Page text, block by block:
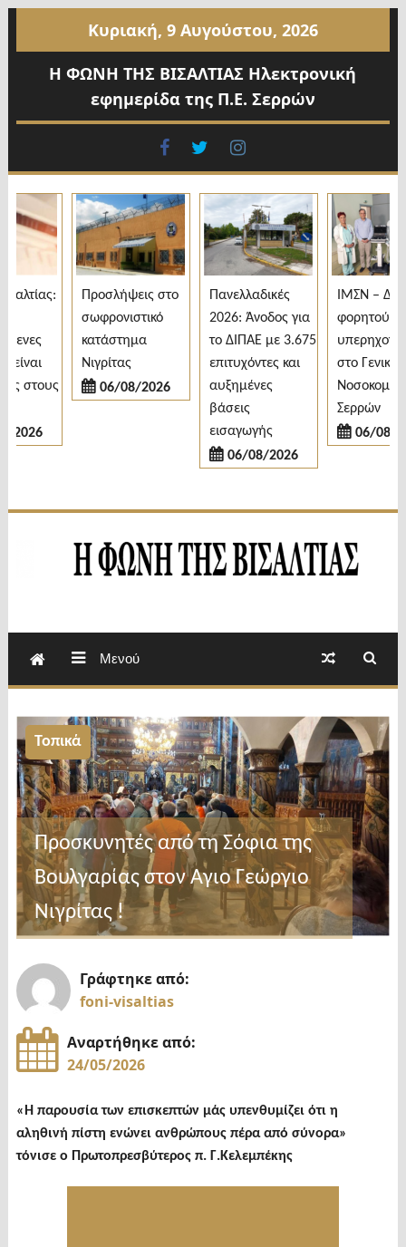
περιεχόμενο
Κυριακή, 9 Αυγούστου, 2026
Η ΦΩΝΗ ΤΗΣ ΒΙΣΑΛΤΙΑΣ Ηλεκτρονική
εφημερίδα της Π.Ε. Σερρών
facebook
twitter
στους
Προσλήψεις στο
σωφρονιστικό
κατάστημα
Νιγρίτας
06/08/2026
Πανελλαδικές
2026: Άνοδος για
το ΔΙΠΑΕ με 3.675
επιτυχόντες και
αυξημένες
βάσεις
εισαγωγής
06/08/2026
ΙΜΣΝ –
φορητού
στο Γενικό
Νοσοκομείο
Σερρών
06/08/
Μενού
Τοπικά
Προσκυνητές από τη Σόφια της
Βουλγαρίας στον Αγιο Γεώργιο
Νιγρίτας !
Γράφτηκε από:
foni-visaltias
Αναρτήθηκε από:
24/05/2026
«Η παρουσία των επισκεπτών μάς υπενθυμίζει ότι η
αληθινή πίστη ενώνει ανθρώπους πέρα από σύνορα»
τόνισε ο Πρωτοπρεσβύτερος π. Γ.Κελεμπέκης